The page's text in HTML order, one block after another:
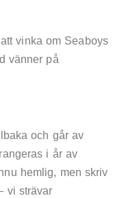
vinka om Seaboys
vänner på
och går av
i år av
hemlig, men skriv
vi strävar